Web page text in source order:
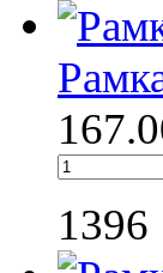
1396